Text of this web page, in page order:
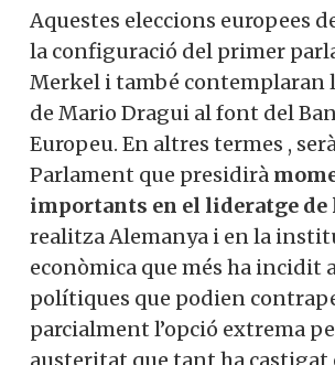
Aquestes eleccions europees
determinaran la configuració
parlament post Merkel i també
contemplaran la substitució de
Dragui al font del Banc Central
En altres termes , serà un
presidirà moments de canvi
en el lideratge de la Unió
que
Alemanya i en la institució
més ha incidit amb polítiques
contrapesar parcialment